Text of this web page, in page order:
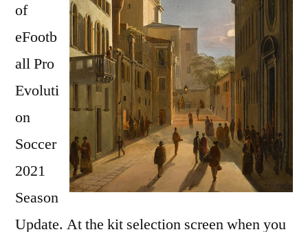
of
eFootb
all Pro
Evoluti
on
Soccer
2021
Season
Update. At the kit selection screen when you